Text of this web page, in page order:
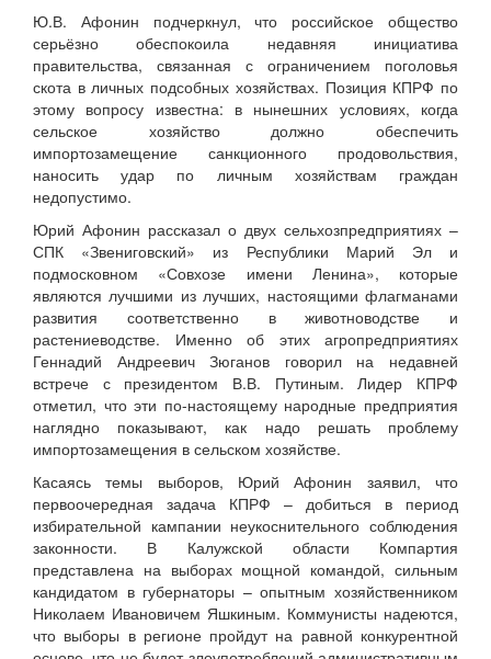
Ю.В. Афонин подчеркнул, что российское общество
серьёзно обеспокоила недавняя инициатива
правительства, связанная с ограничением поголовья
скота в личных подсобных хозяйствах. Позиция КПРФ по
этому вопросу известна: в нынешних условиях, когда
сельское хозяйство должно обеспечить
импортозамещение санкционного продовольствия,
наносить удар по личным хозяйствам граждан
недопустимо.
Юрий Афонин рассказал о двух сельхозпредприятиях –
СПК «Звениговский» из Республики Марий Эл и
подмосковном «Совхозе имени Ленина», которые
являются лучшими из лучших, настоящими флагманами
развития соответственно в животноводстве и
растениеводстве. Именно об этих агропредприятиях
Геннадий Андреевич Зюганов говорил на недавней
встрече с президентом В.В. Путиным. Лидер КПРФ
отметил, что эти по-настоящему народные предприятия
наглядно показывают, как надо решать проблему
импортозамещения в сельском хозяйстве.
Касаясь темы выборов, Юрий Афонин заявил, что
первоочередная задача КПРФ – добиться в период
избирательной кампании неукоснительного соблюдения
законности. В Калужской области Компартия
представлена на выборах мощной командой, сильным
кандидатом в губернаторы – опытным хозяйственником
Николаем Ивановичем Яшкиным. Коммунисты надеются,
что выборы в регионе пройдут на равной конкурентной